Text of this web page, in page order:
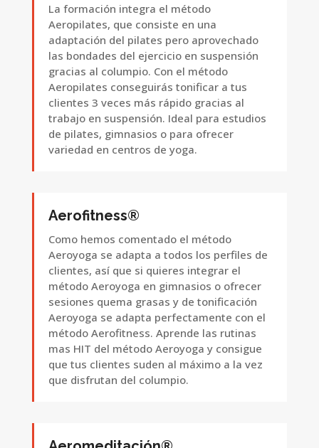
La formación integra el método
Aeropilates, que consiste en una
adaptación del pilates pero aprovechado
las bondades del ejercicio en suspensión
gracias al columpio. Con el método
Aeropilates conseguirás tonificar a tus
clientes 3 veces más rápido gracias al
trabajo en suspensión. Ideal para estudios
de pilates, gimnasios o para ofrecer
variedad en centros de yoga.
Aerofitness®
Como hemos comentado el método
Aeroyoga se adapta a todos los perfiles de
clientes, así que si quieres integrar el
método Aeroyoga en gimnasios o ofrecer
sesiones quema grasas y de tonificación
Aeroyoga se adapta perfectamente con el
método Aerofitness. Aprende las rutinas
mas HIT del método Aeroyoga y consigue
que tus clientes suden al máximo a la vez
que disfrutan del columpio.